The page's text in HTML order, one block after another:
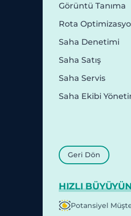
Görüntü Tanıma
Rota
Saha Denetimi
Saha Satış
Saha Servis
Saha Ekibi
Geri Dön
HIZLI
Potansiyel